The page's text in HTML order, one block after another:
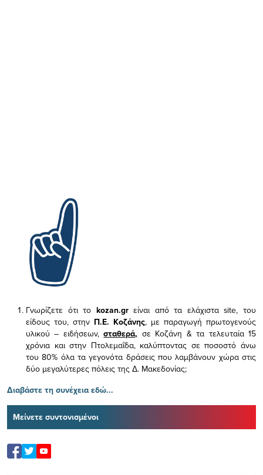
Γνωρίζετε ότι το kozan.gr είναι από τα ελάχισταsite, του
είδους του, στην Π.Ε. Κοζάνης, με παραγωγή πρωτογενούς
υλικού – ειδήσεων,σταθερά, σε Κοζάνη & τα τελευταία 15
χρόνια και στην Πτολεμαΐδα, καλύπτοντας σε ποσοστό άνω
του 80% όλα τα γεγονότα δράσεις που λαμβάνουν χώρα στις
δύο μεγαλύτερες πόλεις της Δ. Μακεδονίας;
Διαβάστε τη συνέχεια εδώ...
Μείνετε συντονισμένοι